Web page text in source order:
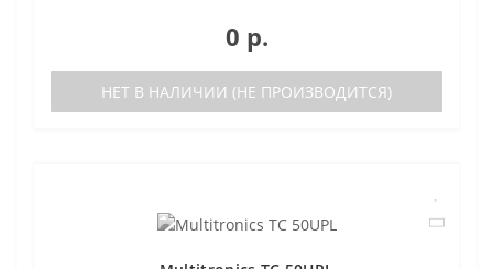
0 р.
НЕТ В НАЛИЧИИ (НЕ ПРОИЗВОДИТСЯ)